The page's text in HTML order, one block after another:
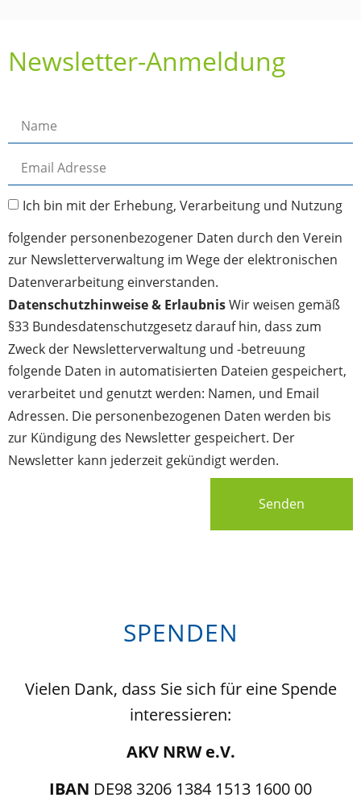
Newsletter-Anmeldung
Ich bin mit der Erhebung, Verarbeitung und Nutzung
folgender personenbezogener Daten durch den Verein
zur Newsletterverwaltung im Wege der elektronischen
Datenverarbeitung einverstanden.
Datenschutzhinweise & ErlaubnisWir weisen gemäß
§33 Bundesdatenschutzgesetz darauf hin, dass zum
Zweck der Newsletterverwaltung und -betreuung
folgende Daten in automatisierten Dateien gespeichert,
verarbeitet und genutzt werden: Namen, und Email
Adressen. Die personenbezogenen Daten werden bis
zur Kündigung des Newsletter gespeichert. Der
Newsletter kann jederzeit gekündigt werden.
Senden
SPENDEN
Vielen Dank, dass Sie sich für eine Spende
interessieren:
AKV NRW e.V.
IBAN DE98 3206 1384 1513 1600 00